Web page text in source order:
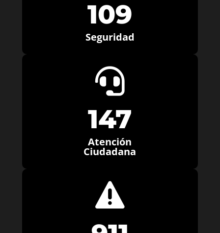
109
Seguridad

147
Atención
Ciudadana
